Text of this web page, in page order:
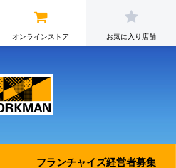
オンラインストア お気に入り店舗
フランチャイズ経営者募集